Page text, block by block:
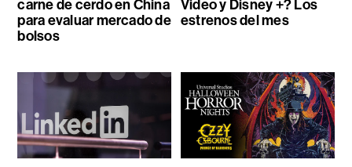
carne de cerdo en China
para evaluar mercado de
bolsos
Video y Disney +? Los
estrenos del mes